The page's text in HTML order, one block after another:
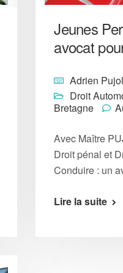
Jeunes
avocat
Adrien Pujol
Droit
Bretagne
Avec Maître
Droit pénal et
Conduire : un
Lire la suite